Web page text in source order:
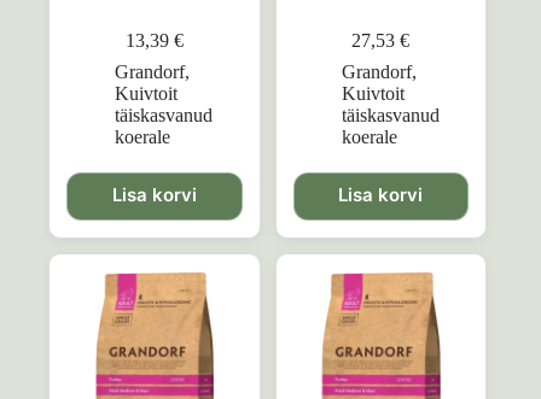
13,39 €
Grandorf,
Kuivtoit
täiskasvanud
koerale
Lisa korvi
27,53€
Grandorf,
Kuivtoit
täiskasvanud
koerale
Lisa korvi